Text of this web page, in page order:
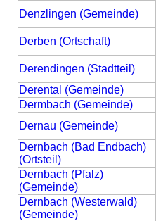
Denzlingen (Gemeinde)
Derben (Ortschaft)
Derendingen (Stadtteil)
Derental (Gemeinde)
Dermbach (Gemeinde)
Dernau (Gemeinde)
Dernbach (Bad Endbach)
(Ortsteil)
Dernbach (Pfalz)
(Gemeinde)
Dernbach (Westerwald)
(Gemeinde)